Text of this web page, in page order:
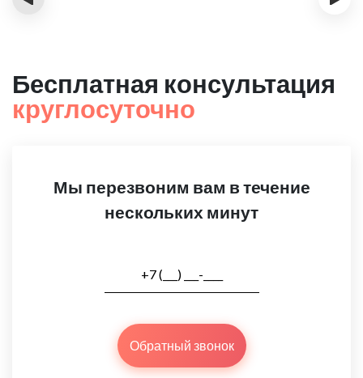
Бесплатная консультация
круглосуточно
Мы перезвоним вам в течение
нескольких минут
Обратный звонок